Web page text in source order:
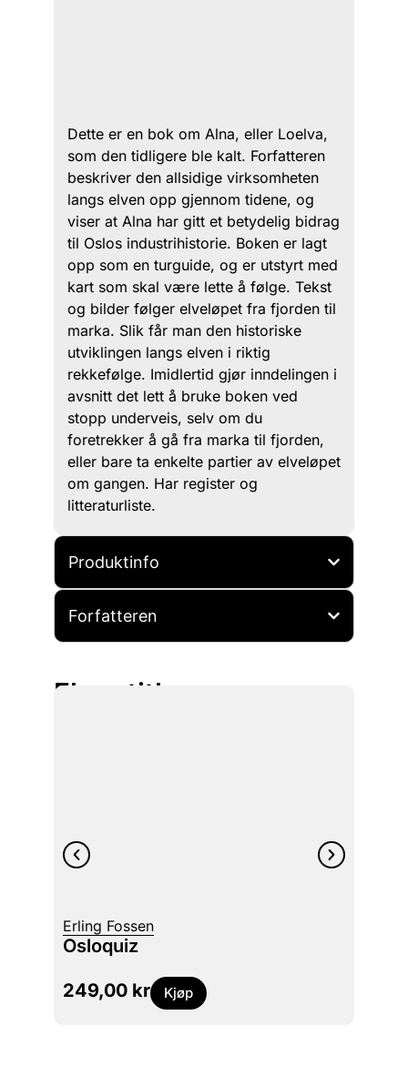
Dette er en bok om Alna, eller Loelva,
som den tidligere ble kalt. Forfatteren
beskriver den allsidige virksomheten
langs elven opp gjennom tidene, og
viser at Alna har gitt et betydelig bidrag
til Oslos industrihistorie. Boken er lagt
opp som en turguide, og er utstyrt med
kart som skal være lette å følge. Tekst
og bilder følger elveløpet fra fjorden til
marka. Slik får man den historiske
utviklingen langs elven i riktig
rekkefølge. Imidlertid gjør inndelingen i
avsnitt det lett å bruke boken ved
stopp underveis, selv om du
foretrekker å gå fra marka til fjorden,
eller bare ta enkelte partier av elveløpet
om gangen. Har register og
litteraturliste.
Produktinfo
Forfatteren
Flere titler
Erling Fossen
Osloquiz
249,00 kr Kjøp